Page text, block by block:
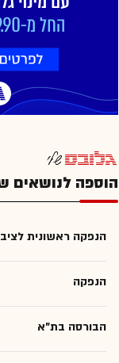
הוספה לנושאים
הנפקה ראשונית
הנפקה
הבורסה בת"א